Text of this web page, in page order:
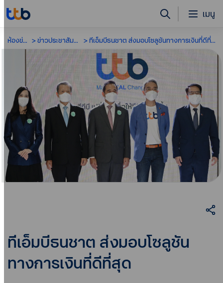
เมนู
ห้องข่าว ข่าวประชาสัมพันธ์ ทีเอ็มบีธนชาต ส่งมอบโซลูชันทางการเงินที่ดีที่สุด
ทีเอ็มบีธนชาต ส่งมอบโซลูชัน
ทางการเงินที่ดีที่สุด